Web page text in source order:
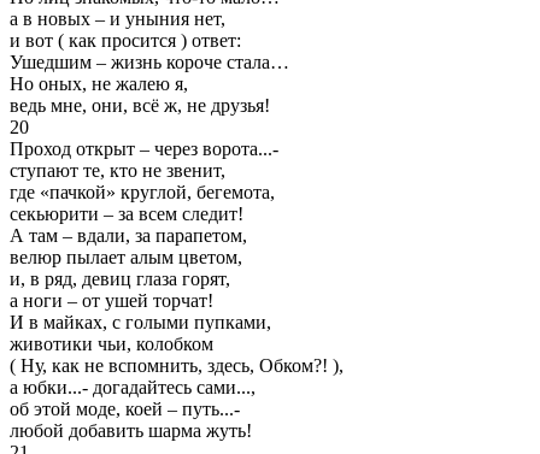
а в новых – и уныния нет,
и вот ( как просится ) ответ:
Ушедшим – жизнь короче стала…
Но оных, не жалею я,
ведь мне, они, всё ж, не друзья!
20
Проход открыт – через ворота...-
ступают те, кто не звенит,
где «пачкой» круглой, бегемота,
секьюрити – за всем следит!
А там – вдали, за парапетом,
велюр пылает алым цветом,
и, в ряд, девиц глаза горят,
а ноги – от ушей торчат!
И в майках, с голыми пупками,
животики чьи, колобком
( Ну, как не вспомнить, здесь, Обком?! ),
а юбки...- догадайтесь сами...,
об этой моде, коей – путь...-
любой добавить шарма жуть!